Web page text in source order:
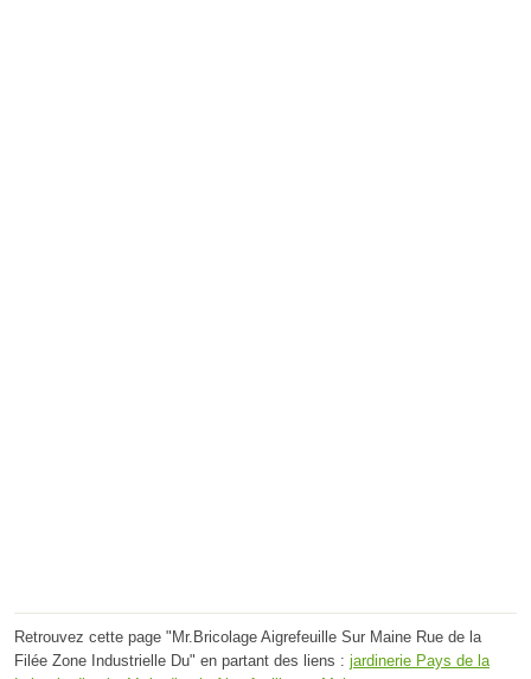
Retrouvez cette page "Mr.Bricolage Aigrefeuille Sur Maine Rue de la
Filée Zone Industrielle Du" en partant des liens : jardinerie Pays de la